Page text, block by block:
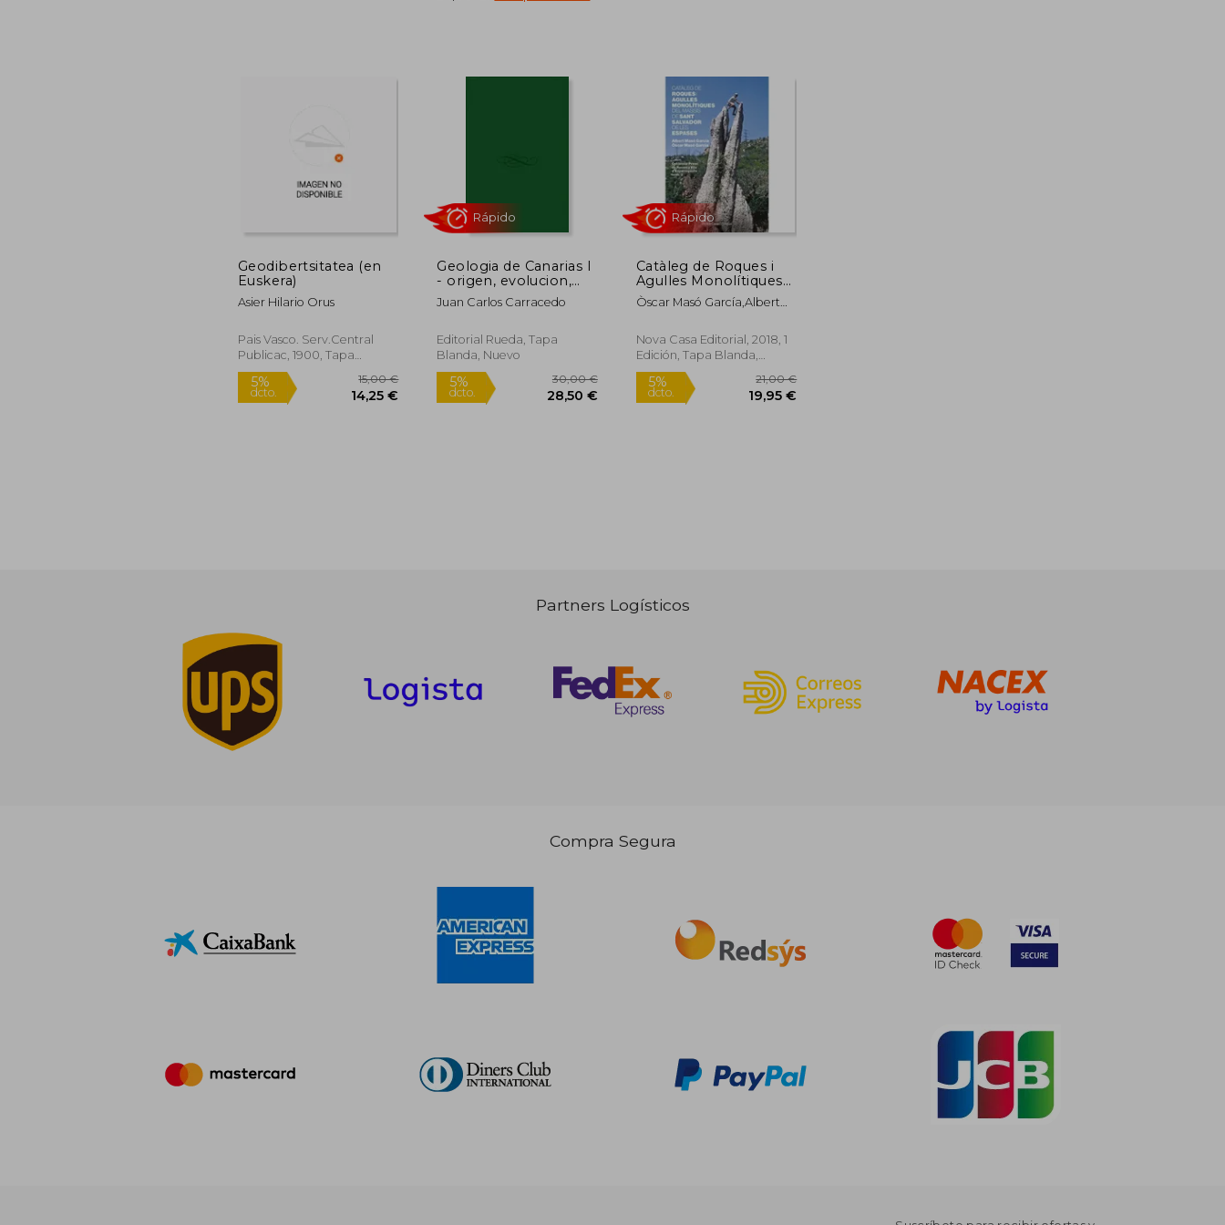
5%
dcto.
Geodibertsitatea (en
Euskera)
Asier Hilario Orus
Pais Vasco. Serv.Central
Publicac, 1900, Tapa
Blanda, Nuevo
Geologia de Canarias I
- origen, evolucion,
edad y volcanismo
Juan Carlos Carracedo
Editorial Rueda, Tapa
Blanda, Nuevo
28,50 €
Catàleg de Roques i
Agulles Monolítiques
del Massís de Sant
Salvador de les
Òscar Masó García,Albert
Nova Casa Editorial, 2018, 1
Edición, Tapa Blanda,
Nuevo
Partners Logísticos
Compra Segura